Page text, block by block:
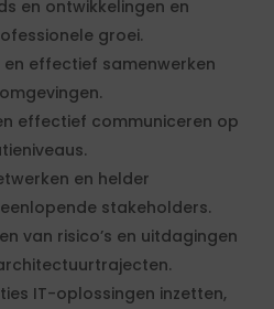
en ontwikkelingen en
groei.
effectief samenwerken
effectief communiceren op
en helder
stakeholders.
van risico’s en uitdagingen
IT-oplossingen inzetten,